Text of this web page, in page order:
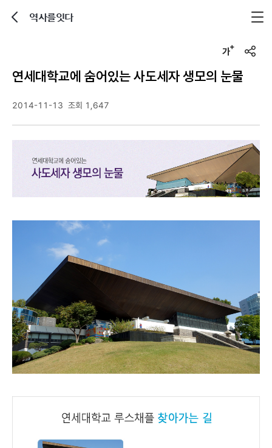
역사를잇다
u
연세대학교에 숨어있는 사도세자 생모의 눈물
2014-11-13 조회 1,647